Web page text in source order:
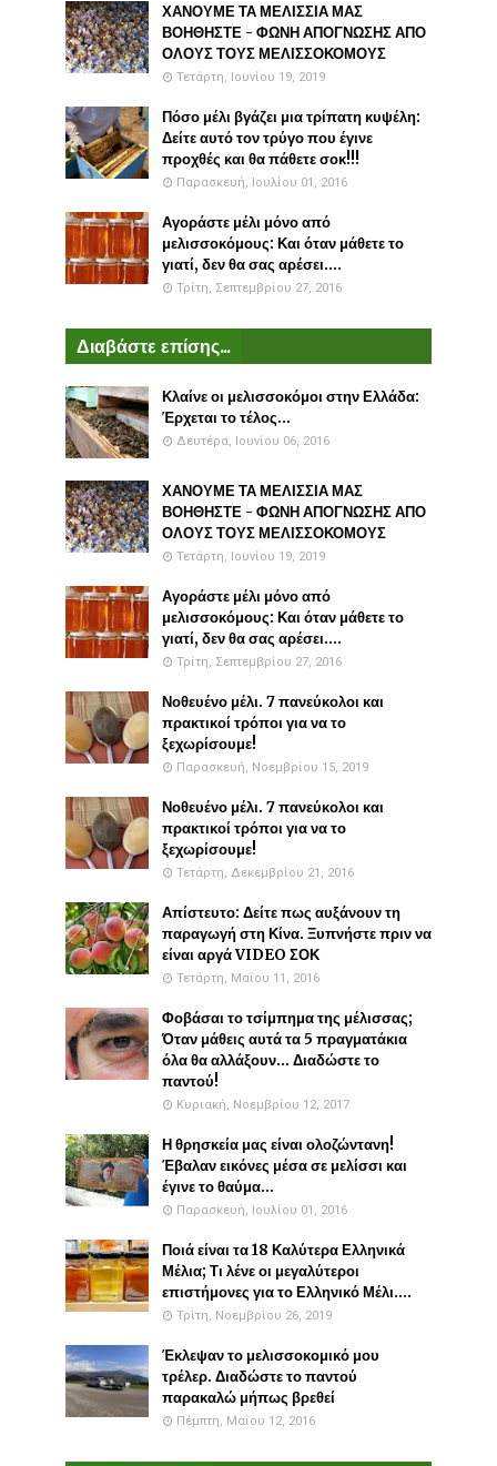
ΧΑΝΟΥΜΕ ΤΑ ΜΕΛΙΣΣΙΑ ΜΑΣ
ΒΟΗΘΗΣΤΕ - ΦΩΝΗ ΑΠΟΓΝΩΣΗΣ ΑΠΟ
ΟΛΟΥΣ ΤΟΥΣ ΜΕΛΙΣΣΟΚΟΜΟΥΣ
Τετάρτη, Ιουνίου 19, 2019
Πόσο μέλι βγάζει μια τρίπατη κυψέλη:
Δείτε αυτό τον τρύγο που έγινε
προχθές και θα πάθετε σοκ!!!
Παρασκευή, Ιουλίου 01, 2016
Αγοράστε μέλι μόνο από
μελισσοκόμους: Και όταν μάθετε το
γιατί, δεν θα σας αρέσει....
Τρίτη, Σεπτεμβρίου 27, 2016
Διαβάστε επίσης...
Κλαίνε οι μελισσοκόμοι στην Ελλάδα:
Έρχεται το τέλος...
Δευτέρα, Ιουνίου 06, 2016
ΧΑΝΟΥΜΕ ΤΑ ΜΕΛΙΣΣΙΑ ΜΑΣ
ΒΟΗΘΗΣΤΕ - ΦΩΝΗ ΑΠΟΓΝΩΣΗΣ ΑΠΟ
ΟΛΟΥΣ ΤΟΥΣ ΜΕΛΙΣΣΟΚΟΜΟΥΣ
Τετάρτη, Ιουνίου 19, 2019
Αγοράστε μέλι μόνο από
μελισσοκόμους: Και όταν μάθετε το
γιατί, δεν θα σας αρέσει....
Τρίτη, Σεπτεμβρίου 27, 2016
Νοθευένο μέλι. 7 πανεύκολοι και
πρακτικοί τρόποι για να το
ξεχωρίσουμε!
Παρασκευή, Νοεμβρίου 15, 2019
Νοθευένο μέλι. 7 πανεύκολοι και
πρακτικοί τρόποι για να το
ξεχωρίσουμε!
Τετάρτη, Δεκεμβρίου 21, 2016
Απίστευτο: Δείτε πως αυξάνουν τη
παραγωγή στη Κίνα. Ξυπνήστε πριν να
είναι αργά VIDEO ΣΟΚ
Τετάρτη, Μαΐου 11, 2016
Φοβάσαι το τσίμπημα της μέλισσας;
Όταν μάθεις αυτά τα 5 πραγματάκια
όλα θα αλλάξουν... Διαδώστε το
παντού!
Κυριακή, Νοεμβρίου 12, 2017
Η θρησκεία μας είναι ολοζώντανη!
Έβαλαν εικόνες μέσα σε μελίσσι και
έγινε το θαύμα...
Παρασκευή, Ιουλίου 01, 2016
Ποιά είναι τα 18 Καλύτερα Ελληνικά
Μέλια; Τι λένε οι μεγαλύτεροι
επιστήμονες για το Ελληνικό Μέλι....
Τρίτη, Νοεμβρίου 26, 2019
Έκλεψαν το μελισσοκομικό μου
τρέλερ. Διαδώστε το παντού
παρακαλώ μήπως βρεθεί
Πέμπτη, Μαΐου 12, 2016